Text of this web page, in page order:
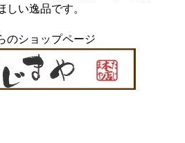
い逸品です。
のショップページ